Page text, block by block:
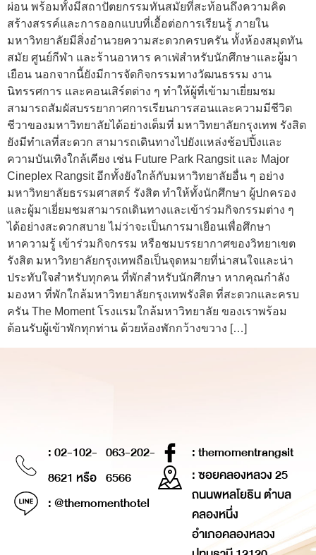
ผ่อน พร้อมทั้งมีสถาปัตยกรรมทันสมัยที่สะท้อนถึงความคิด
สร้างสรรค์และการออกแบบที่เอื้อต่อการเรียนรู้ ภายใน
มหาวิทยาลัยมีสิ่งอำนวยความสะดวกครบครัน ทั้งห้องสมุดทัน
สมัย ศูนย์กีฬา และร้านอาหาร คาเฟ่สำหรับนักศึกษาและผู้มา
เยือน นอกจากนี้ยังมีการจัดกิจกรรมทางวัฒนธรรม งาน
นิทรรศการ และคอนเสิร์ตต่าง ๆ ทำให้ผู้ที่เข้ามาเยี่ยมชม
สามารถสัมผัสบรรยากาศการเรียนการสอนและความมีชีวิต
ชีวาของมหาวิทยาลัยได้อย่างเต็มที่ มหาวิทยาลัยกรุงเทพ รังสิต
ยังมีทำเลที่สะดวก สามารถเดินทางไปยังแหล่งช้อปปิ้งและ
ความบันเทิงใกล้เคียง เช่น Future Park Rangsit และ Major
Cineplex Rangsit อีกทั้งยังใกล้กับมหาวิทยาลัยอื่น ๆ อย่าง
มหาวิทยาลัยธรรมศาสตร์ รังสิต ทำให้ทั้งนักศึกษา ผู้ปกครอง
และผู้มาเยี่ยมชมสามารถเดินทางและเข้าร่วมกิจกรรมต่าง ๆ
ได้อย่างสะดวกสบาย ไม่ว่าจะเป็นการมาเยือนเพื่อศึกษา
หาความรู้ เข้าร่วมกิจกรรม หรือชมบรรยากาศของวิทยาเขต
รังสิต มหาวิทยาลัยกรุงเทพถือเป็นจุดหมายที่น่าสนใจและน่า
ประทับใจสำหรับทุกคน ที่พักสำหรับนักศึกษา หากคุณกำลัง
มองหา ที่พักใกล้มหาวิทยาลัยกรุงเทพรังสิต ที่สะดวกและครบ
ครัน The Moment โรงแรมใกล้มหาวิทยาลัย ของเราพร้อม
ต้อนรับผู้เข้าพักทุกท่าน ด้วยห้องพักกว้างขวาง […]
: 02-102-
8621 หรือ
063-202-
6566
: @themomenthotel
: themomentrangsit
: ซอยคลองหลวง 25
ถนนพหลโยธิน ตำบล
คลองหนึ่ง
อำเภอคลองหลวง